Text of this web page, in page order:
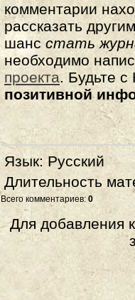
комментарии
рассказать
шанс стать
необходимо
проекта. Будьте
позитивной
Язык: Русский
Длительность
Всего комментариев: 0
Для добавления